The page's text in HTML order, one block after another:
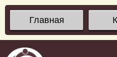
Главная